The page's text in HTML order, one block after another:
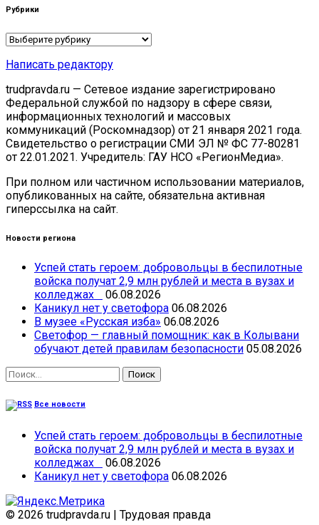
Рубрики
Рубрики
Написать редактору
trudpravda.ru — Сетевое издание зарегистрировано
Федеральной службой по надзору в сфере связи,
информационных технологий и массовых
коммуникаций (Роскомнадзор) от 21 января 2021 года.
Свидетельство о регистрации СМИ ЭЛ № ФС 77-80281
от 22.01.2021. Учредитель: ГАУ НСО «РегионМедиа».
При полном или частичном использовании материалов,
опубликованных на сайте, обязательна активная
гиперссылка на сайт.
Новости региона
Успей стать героем: добровольцы в беспилотные
войска получат 2,9 млн рублей и места в вузах и
колледжах
06.08.2026
Каникул нет у светофора 06.08.2026
В музее «Русская изба» 06.08.2026
Светофор — главный помощник: как в Колывани
обучают детей правилам безопасности 05.08.2026
Найти:
Все новости
Успей стать героем: добровольцы в беспилотные
войска получат 2,9 млн рублей и места в вузах и
колледжах
06.08.2026
Каникул нет у светофора 06.08.2026
© 2026 trudpravda.ru | Трудовая правда